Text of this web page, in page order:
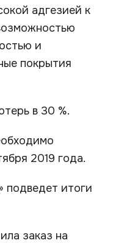
адгезией к
и
покрытия
в 30 %.
2019 года.
подведет итоги
заказ на